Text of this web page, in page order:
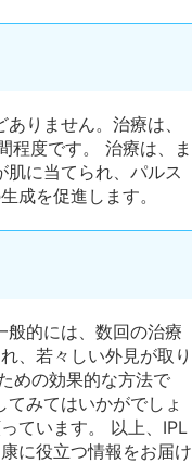
りません。治療は、
程度です。 治療は、ま
に当てられ、パルス
成を促進します。
般的には、数回の治療
、若々しい外見が取り
めの効果的な方法で
みてはいかがでしょ
ています。 以上、IPL
に役立つ情報をお届け